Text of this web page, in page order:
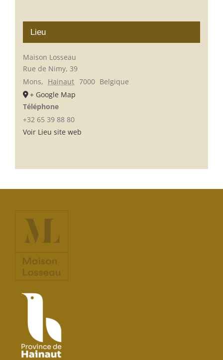
Lieu
Maison Losseau
Rue de Nimy, 39
Mons, Hainaut 7000 Belgique
+ Google Map
Téléphone
+32 65 39 88 80
Voir Lieu site web